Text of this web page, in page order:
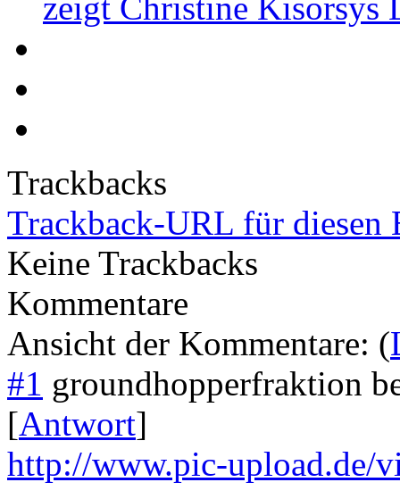
zeigt Christine Kisorsys
Trackbacks
Trackback-URL für diesen
Keine Trackbacks
Kommentare
Ansicht der Kommentare: (
#1 groundhopperfraktion
[Antwort]
http://www.pic-upload.de/